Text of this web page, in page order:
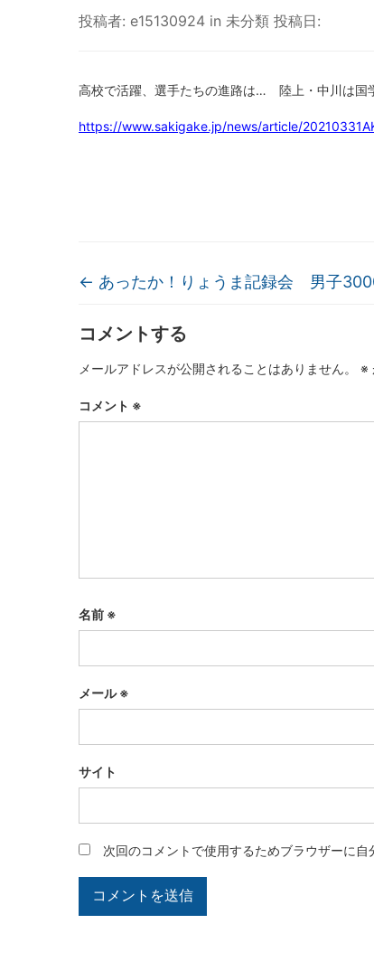
投稿者: e15130924 in 未分類 投稿日:
高校で活躍、選手たちの進路は… 陸上・中川は国
https://www.sakigake.jp/news/article/
← あったか！りょうま記録会 男子
コメントする
メールアドレスが公開されることはありません。 ※
コメント ※
名前 ※
メール※
サイト
次回のコメントで使用するためブラウザーに自